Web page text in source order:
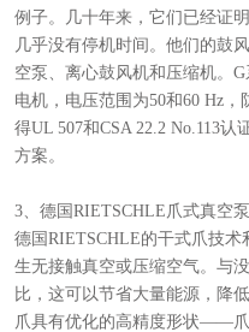
例子。几十年来，它们已经证
几乎没有停机时间。他们的鼓
空泵、离心鼓风机和压缩机。
电机，电压范围为50和60 Hz
得UL 507和CSA 22.2 No.113
方案。
3、德国RIETSCHLE爪式真空泵
德国RIETSCHLE的干式爪技
生无接触真空或压缩空气。与
比，这可以节省大量能源，降
爪具有优化的高精度形状——